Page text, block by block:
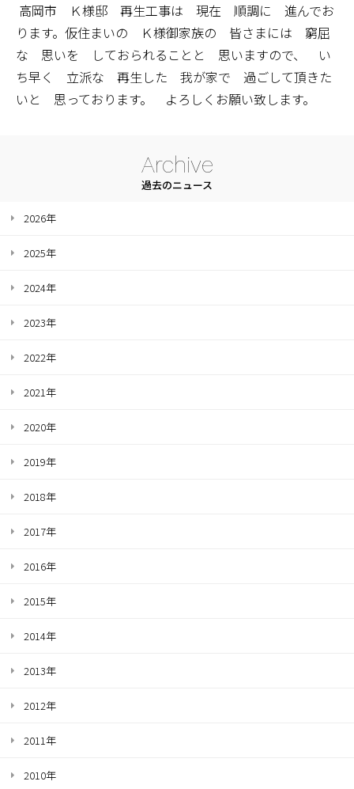
高岡市 Ｋ様邸 再生工事は 現在 順調に 進んでお
ります。仮住まいの Ｋ様御家族の 皆さまには 窮屈
な 思いを しておられることと 思いますので、 い
ち早く 立派な 再生した 我が家で 過ごして頂きた
いと 思っております。 よろしくお願い致します。
Archive
過去のニュース
2026年
2025年
2024年
2023年
2022年
2021年
2020年
2019年
2018年
2017年
2016年
2015年
2014年
2013年
2012年
2011年
2010年